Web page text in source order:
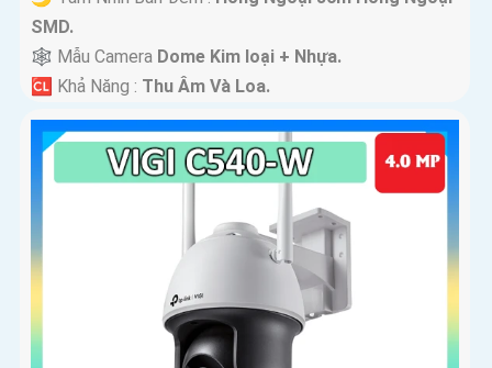
SMD.
🕸️ Mẫu Camera Dome Kim loại + Nhựa.
️🆑 Khả Năng : Thu Âm Và Loa.